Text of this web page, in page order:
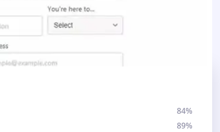
84%
89%